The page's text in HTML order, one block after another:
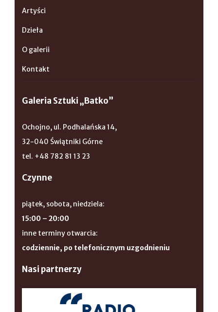
Artyści
Dzieła
O galerii
Kontakt
Galeria Sztuki „Batko”
Ochojno, ul. Podhalańska 14,
32-040 Świątniki Górne
tel. +48 782 81 13 23
Czynne
piątek, sobota, niedziela:
15:00 – 20:00
inne terminy otwarcia:
codziennie, po telefonicznym uzgodnieniu
Nasi partnerzy